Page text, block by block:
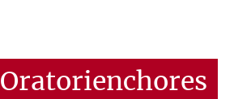
Oratorienchores